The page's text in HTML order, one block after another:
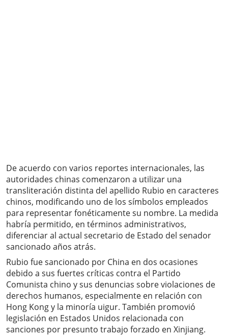
De acuerdo con varios reportes internacionales, las
autoridades chinas comenzaron a utilizar una
transliteración distinta del apellido Rubio en caracteres
chinos, modificando uno de los símbolos empleados
para representar fonéticamente su nombre. La medida
habría permitido, en términos administrativos,
diferenciar al actual secretario de Estado del senador
sancionado años atrás.
Rubio fue sancionado por China en dos ocasiones
debido a sus fuertes críticas contra el Partido
Comunista chino y sus denuncias sobre violaciones de
derechos humanos, especialmente en relación con
Hong Kong y la minoría uigur. También promovió
legislación en Estados Unidos relacionada con
sanciones por presunto trabajo forzado en Xinjiang.